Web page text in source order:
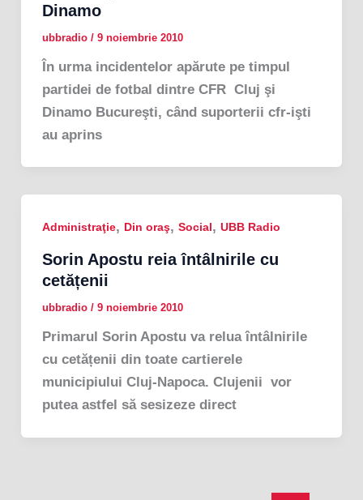
Dinamo
ubbradio / 9 noiembrie 2010
În urma incidentelor apărute pe timpul
partidei de fotbal dintre CFR Cluj şi
Dinamo Bucureşti, când suporterii cfr-işti
au aprins
Administraţie, Din oraş, Social, UBB Radio
Sorin Apostu reia întâlnirile cu
cetățenii
ubbradio / 9 noiembrie 2010
Primarul Sorin Apostu va relua întâlnirile
cu cetățenii din toate cartierele
municipiului Cluj-Napoca. Clujenii vor
putea astfel să sesizeze direct